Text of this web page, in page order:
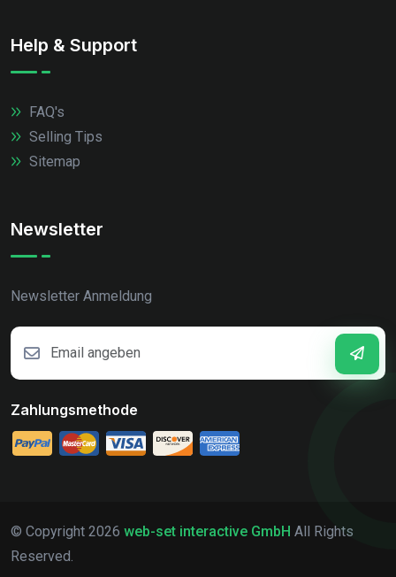
Help & Support
FAQ's
Selling Tips
Sitemap
Newsletter
Newsletter Anmeldung
Zahlungsmethode
© Copyright 2026 web-set interactive GmbH All Rights
Reserved.